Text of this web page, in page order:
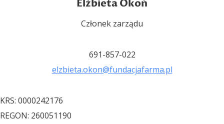
Elżbieta Okoń
Członek zarządu
691-857-022
elzbieta.okon@fundacjafarma.pl
KRS: 0000242176
REGON: 260051190